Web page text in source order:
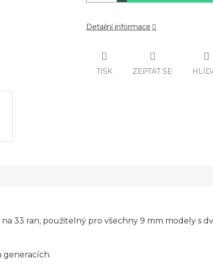
Detailní informace
TISK ZEPTAT SE
33 ran, použitelný pro všechny 9 mm modely s
generacích.